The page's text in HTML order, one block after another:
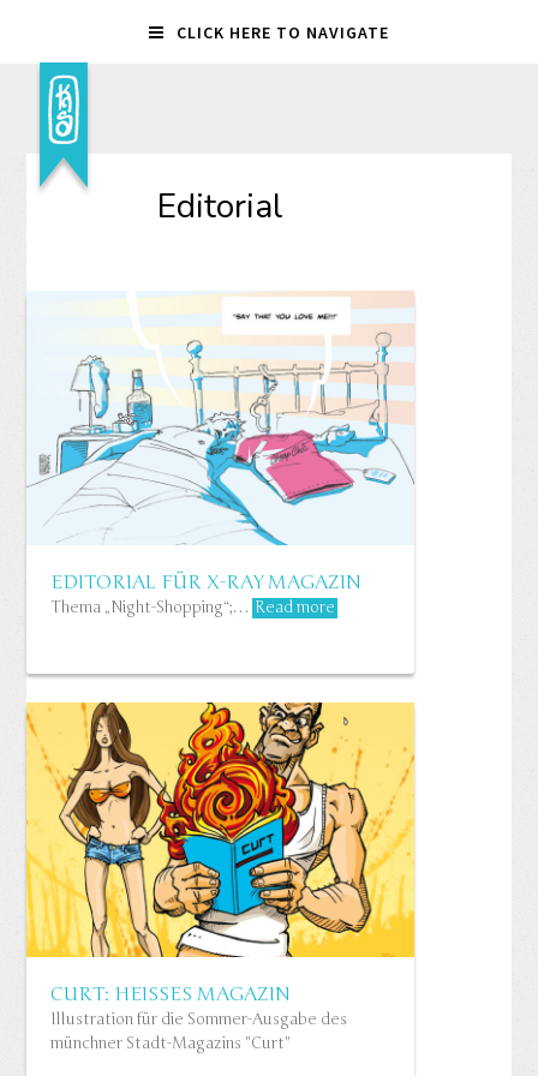
CLICK HERE TO NAVIGATE
Editorial
EDITORIAL FÜR X-RAY MAGAZIN
Thema „Night-Shopping“;… Read more
CURT: HEISSES MAGAZIN
Illustration für die Sommer-Ausgabe des
münchner Stadt-Magazins "Curt"